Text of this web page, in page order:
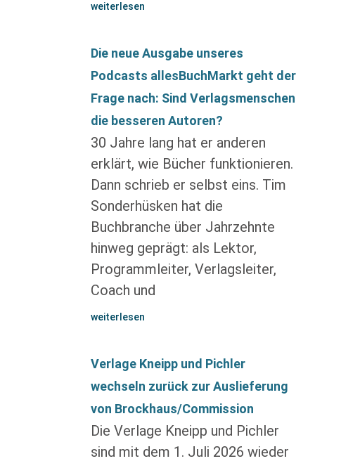
weiterlesen
Die neue Ausgabe unseres
Podcasts allesBuchMarkt geht der
Frage nach: Sind Verlagsmenschen
die besseren Autoren?
30 Jahre lang hat er anderen
erklärt, wie Bücher funktionieren.
Dann schrieb er selbst eins. Tim
Sonderhüsken hat die
Buchbranche über Jahrzehnte
hinweg geprägt: als Lektor,
Programmleiter, Verlagsleiter,
Coach und
weiterlesen
Verlage Kneipp und Pichler
wechseln zurück zur Auslieferung
von Brockhaus/Commission
Die Verlage Kneipp und Pichler
sind mit dem 1. Juli 2026 wieder